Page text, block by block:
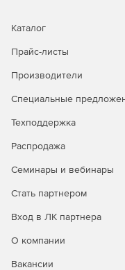
Каталог
Прайс-листы
Производители
Специальные
Техподдержка
Распродажа
Семинары и вебинары
Стать партнером
Вход в ЛК партнера
О компании
Вакансии